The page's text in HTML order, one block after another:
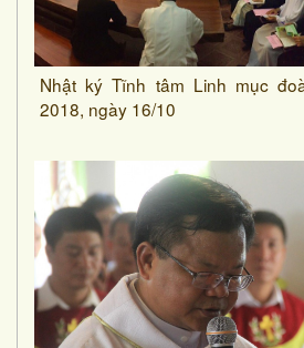
Nhật ký Tĩnh tâm Linh mục
2018, ngày 16/10